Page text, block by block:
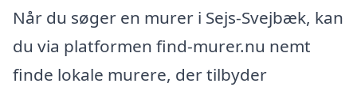
Når du søger en murer i Sejs-Svejbæk, kan
du via platformen find-murer.nu nemt
finde lokale murere, der tilbyder